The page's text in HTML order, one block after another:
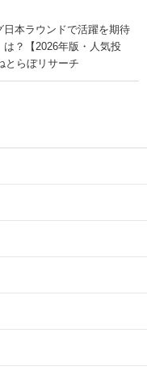
日本ラウンドで活躍を期待
？【2026年版・人気投
とらぼリサーチ